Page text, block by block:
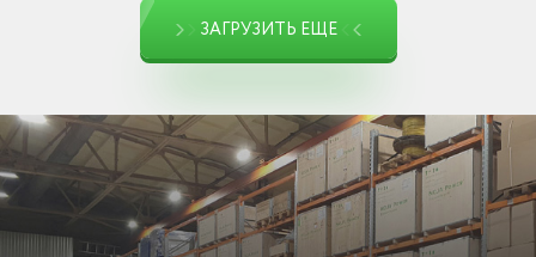
ЗАГРУЗИТЬ ЕЩЕ